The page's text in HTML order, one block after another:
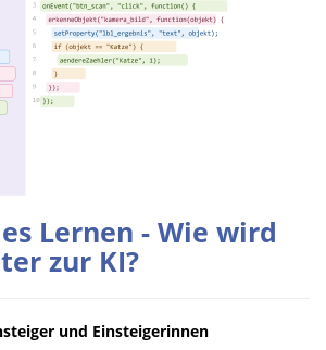
Lernen - Wie wird
zur KI?
und Einsteigerinnen